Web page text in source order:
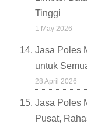
Tinggi
1 May 2026
Jasa Poles
untuk
28 April 2026
Jasa Poles
Pusat,